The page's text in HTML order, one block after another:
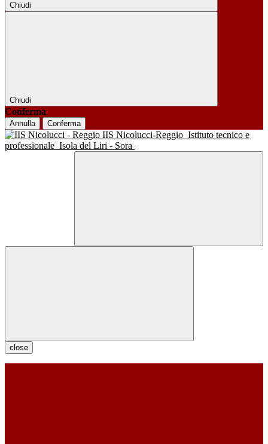
Chiudi
Chiudi
Conferma
Annulla Conferma
IIS Nicolucci-Reggio Istituto tecnico e
professionale Isola del Liri - Sora
close